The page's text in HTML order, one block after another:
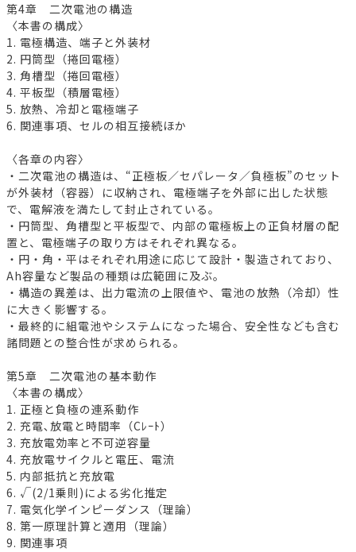
第4章 二次電池の構造
〈本書の構成〉
1. 電極構造、端子と外装材
2. 円筒型（捲回電極）
3. 角槽型（捲回電極）
4. 平板型（積層電極）
5. 放熱、冷却と電極端子
6. 関連事項、セルの相互接続ほか
〈各章の内容〉
・二次電池の構造は、“正極板／セパレータ／負極板”のセット
が外装材（容器）に収納され、電極端子を外部に出した状態
で、電解液を満たして封止されている。
・円筒型、角槽型と平板型で、内部の電極板上の正負材層の配
置と、電極端子の取り方はそれぞれ異なる。
・円・角・平はそれぞれ用途に応じて設計・製造されており、
Ah容量など製品の種類は広範囲に及ぶ。
・構造の異差は、出力電流の上限値や、電池の放熱（冷却）性
に大きく影響する。
・最終的に組電池やシステムになった場合、安全性なども含む
諸問題との整合性が求められる。
第5章 二次電池の基本動作
〈本書の構成〉
1. 正極と負極の連系動作
2. 充電､放電と時間率（Cﾚｰﾄ）
3. 充放電効率と不可逆容量
4. 充放電サイクルと電圧、電流
5. 内部抵抗と充放電
6. √(2/1乗則)による劣化推定
7. 電気化学インピーダンス（理論）
8. 第一原理計算と適用（理論）
9. 関連事項